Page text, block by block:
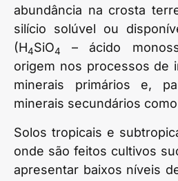
abundância na crosta
silício solúvel ou
(H4SiO4
– ácido
origem nos processos de
minerais primários e,
minerais secundários
Solos tropicais e
onde são feitos cultivos
apresentar baixos níveis